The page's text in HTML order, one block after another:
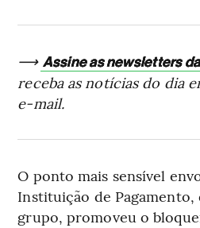
⟶ Assine as newsletters
receba as notícias do dia
e-mail.
O ponto mais sensível
Instituição de Pagamento,
grupo, promoveu o